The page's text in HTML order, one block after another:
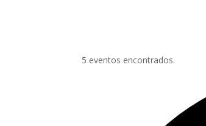
5 eventos encontrados.